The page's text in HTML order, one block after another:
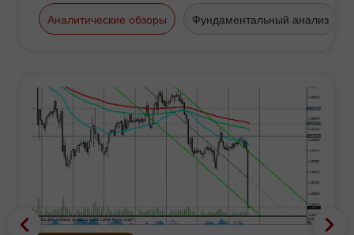
Аналитические обзоры Фундаментальный анализ